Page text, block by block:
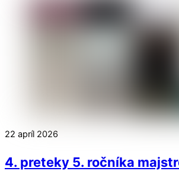
22 apríl 2026
4. preteky 5. ročníka